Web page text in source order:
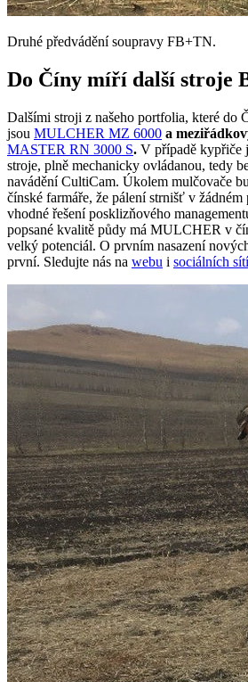
Druhé předvádění soupravy FB+TN.
Do Číny míří další stroje
Dalšími stroji z našeho portfolia, které do
jsou MULCHER MZ 6000 a
MASTER RN 3000 S. V případě kypřiče
stroje, plně mechanicky ovládanou, tedy
navádění CultiCam. Úkolem mulčovače
čínské farmáře, že pálení strnišť v žádném
vhodné řešení posklizňového
popsané kvalitě půdy má MULCHER v
velký potenciál. O prvním nasazení
první. Sledujte nás na webu i sociálních